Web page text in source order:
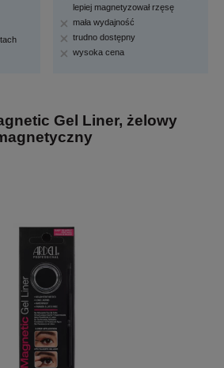
lepiej magnetyzował rzęsę
mała wydajność
trudno dostępny
wysoka cena
Gel Liner, żelowy